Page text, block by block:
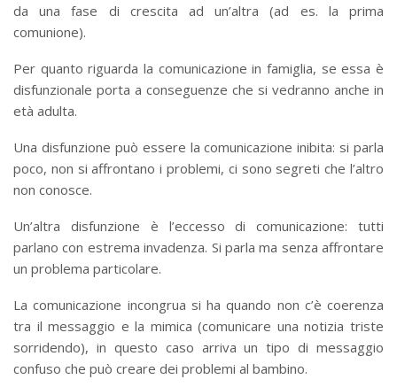
da una fase di crescita ad un’altra (ad es. la prima
comunione).
Per quanto riguarda la comunicazione in famiglia, se essa è
disfunzionale porta a conseguenze che si vedranno anche in
età adulta.
Una disfunzione può essere la comunicazione inibita: si parla
poco, non si affrontano i problemi, ci sono segreti che l’altro
non conosce.
Un’altra disfunzione è l’eccesso di comunicazione: tutti
parlano con estrema invadenza. Si parla ma senza affrontare
un problema particolare.
La comunicazione incongrua si ha quando non c’è coerenza
tra il messaggio e la mimica (comunicare una notizia triste
sorridendo), in questo caso arriva un tipo di messaggio
confuso che può creare dei problemi al bambino.